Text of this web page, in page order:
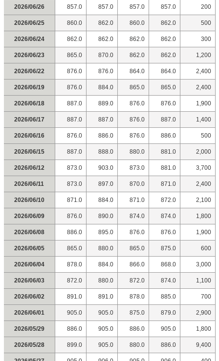
2026/06/26 857.0 857.0 857.0 857.0 200
2026/06/25 860.0 862.0 860.0 862.0 500
2026/06/24 862.0 862.0 862.0 862.0 300
2026/06/23 865.0 870.0 862.0 862.0 1,200
2026/06/22 876.0 876.0 864.0 864.0 2,400
2026/06/19 876.0 884.0 865.0 865.0 2,400
2026/06/18 887.0 889.0 876.0 876.0 1,900
2026/06/17 887.0 887.0 876.0 887.0 1,400
2026/06/16 876.0 886.0 876.0 886.0 500
2026/06/15 887.0 888.0 880.0 881.0 2,000
2026/06/12 873.0 903.0 873.0 881.0 3,700
2026/06/11 873.0 897.0 870.0 871.0 2,400
2026/06/10 871.0 884.0 871.0 872.0 2,100
2026/06/09 876.0 890.0 874.0 874.0 1,800
2026/06/08 886.0 895.0 876.0 876.0 1,900
2026/06/05 865.0 880.0 865.0 875.0 600
2026/06/04 878.0 884.0 866.0 868.0 3,000
2026/06/03 872.0 880.0 872.0 874.0 1,100
2026/06/02 891.0 891.0 878.0 885.0 700
2026/06/01 905.0 905.0 875.0 879.0 2,900
2026/05/29 886.0 905.0 886.0 905.0 1,800
2026/05/28 899.0 905.0 880.0 886.0 9,400